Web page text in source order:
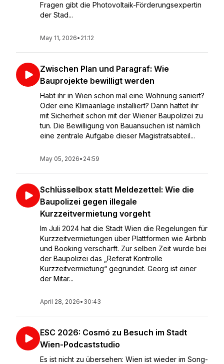
Fragen gibt die Photovoltaik-Förderungsexpertin
der Stad...
May 11, 2026• 21:12
Zwischen Plan und Paragraf: Wie
Bauprojekte bewilligt werden
Habt ihr in Wien schon mal eine Wohnung saniert?
Oder eine Klimaanlage installiert? Dann hattet ihr
mit Sicherheit schon mit der Wiener Baupolizei zu
tun. Die Bewilligung von Bauansuchen ist nämlich
eine zentrale Aufgabe dieser Magistratsabteil...
May 05, 2026• 24:59
Schlüsselbox statt Meldezettel: Wie die
Baupolizei gegen illegale
Kurzzeitvermietung vorgeht
Im Juli 2024 hat die Stadt Wien die Regelungen für
Kurzzeitvermietungen über Plattformen wie Airbnb
und Booking verschärft. Zur selben Zeit wurde bei
der Baupolizei das „Referat Kontrolle
Kurzzeitvermietung“ gegründet. Georg ist einer
der Mitar...
April 28, 2026• 30:43
ESC 2026: Cosmó zu Besuch im Stadt
Wien-Podcaststudio
Es ist nicht zu übersehen: Wien ist wieder im Song-